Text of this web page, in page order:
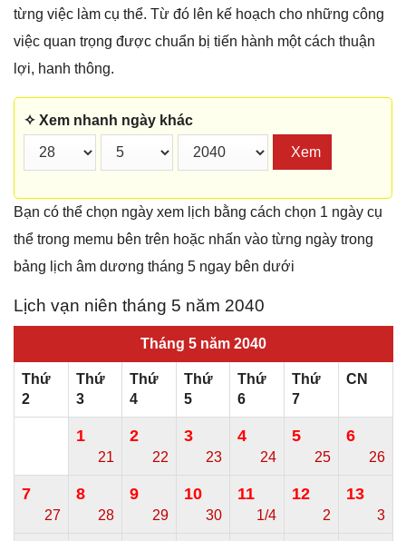
từng việc làm cụ thể. Từ đó lên kế hoạch cho những công
việc quan trọng được chuẩn bị tiến hành một cách thuận
lợi, hanh thông.
✧ Xem nhanh ngày khác
Xem
Bạn có thể chọn ngày xem lịch bằng cách chọn 1 ngày cụ
thể trong memu bên trên hoặc nhấn vào từng ngày trong
bảng lịch âm dương tháng 5 ngay bên dưới
Lịch vạn niên tháng 5 năm 2040
Tháng 5 năm 2040
Thứ
2
Thứ
3
Thứ
4
Thứ
5
Thứ
6
Thứ
7
CN
1
21
2
22
3
23
4
24
5
25
6
26
7
27
8
28
9
29
10
30
11
1/4
12
2
13
3